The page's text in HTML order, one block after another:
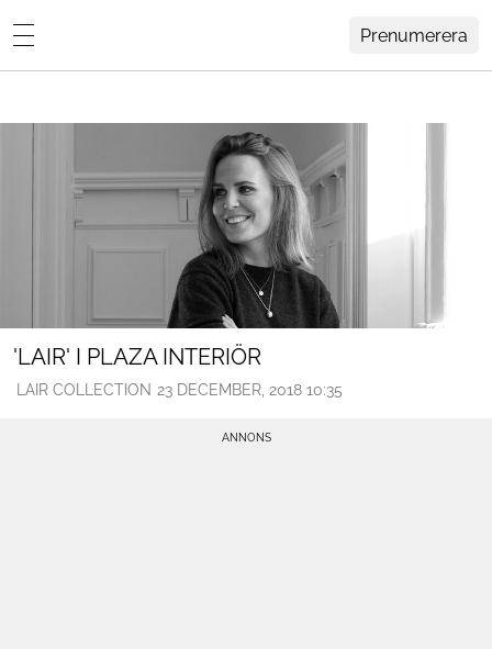
Prenumerera
Arkitektur
Konst
Lovisa Häger MENY
ARKIV
KONTAKT
'LAIR' I PLAZA INTERIÖR
LAIR COLLECTION 23 DECEMBER, 2018 10:35